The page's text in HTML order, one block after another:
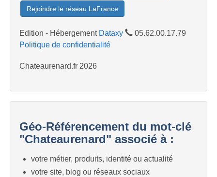
Rejoindre le réseau LaFrance
Edition - Hébergement Dataxy
05.62.00.17.79
Politique de confidentialité
Chateaurenard.fr 2026
Géo-Référencement du mot-clé
"Chateaurenard" associé à :
votre métier, produits, identité ou actualité
votre site, blog ou réseaux sociaux